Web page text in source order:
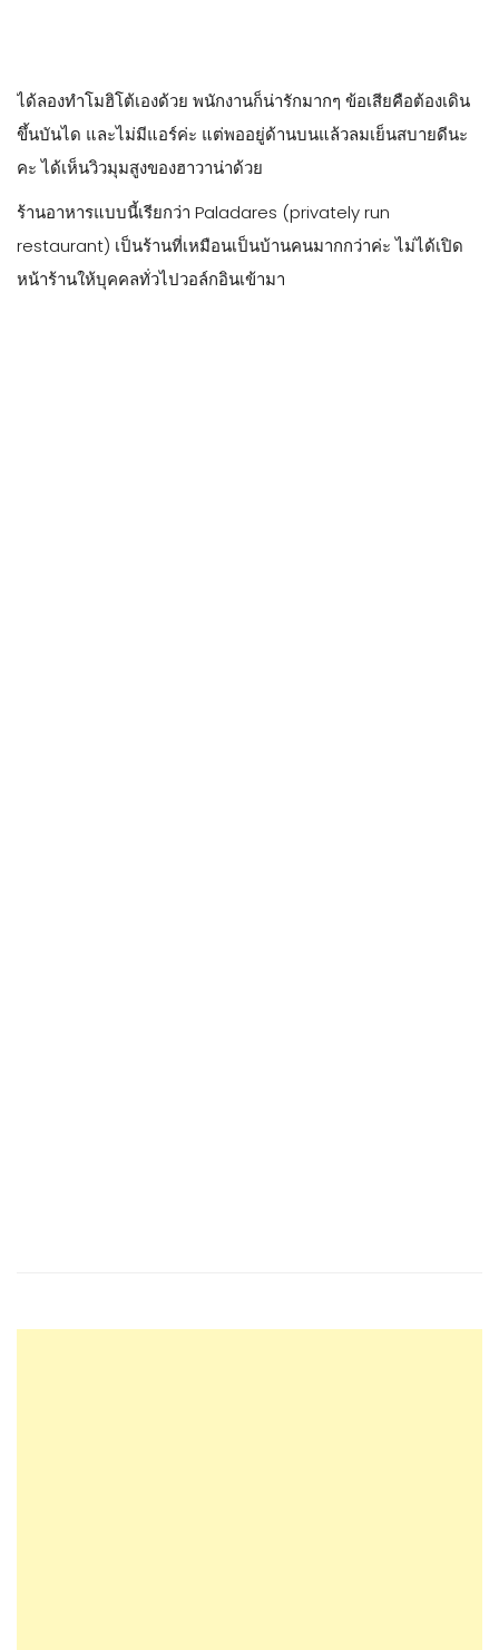
ได้ลองทำโมฮิโต้เองด้วย พนักงานก็น่ารักมากๆ ข้อเสียคือต้องเดิน
ขึ้นบันได และไม่มีแอร์ค่ะ แต่พออยู่ด้านบนแล้วลมเย็นสบายดีนะ
คะ ได้เห็นวิวมุมสูงของฮาวาน่าด้วย
ร้านอาหารแบบนี้เรียกว่า Paladares (privately run
restaurant) เป็นร้านที่เหมือนเป็นบ้านคนมากกว่าค่ะ ไม่ได้เปิด
หน้าร้านให้บุคคลทั่วไปวอล์กอินเข้ามา